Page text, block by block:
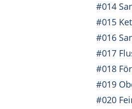
#014
#015
#016
#017
#018
#019
#020